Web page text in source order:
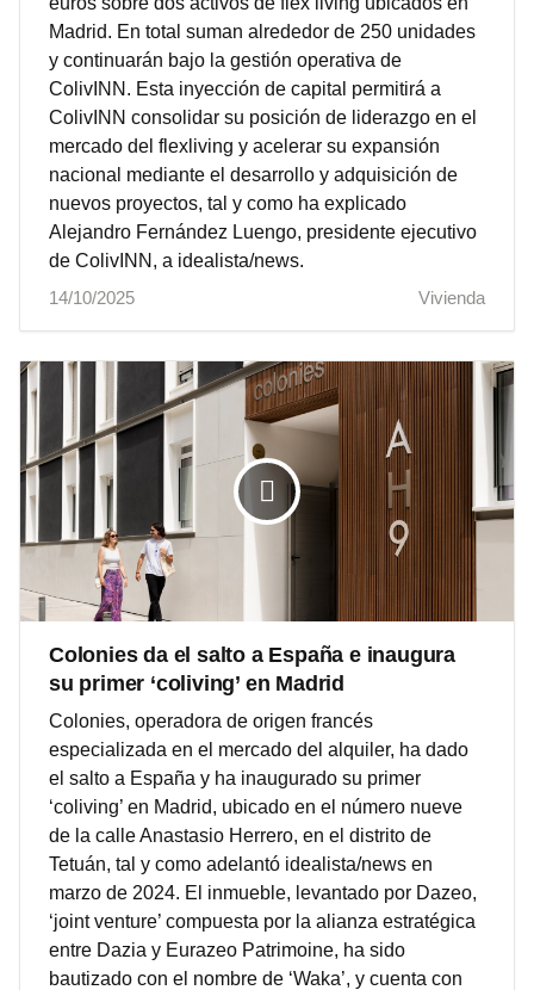
Madrid. En total suman alrededor de 250 unidades
y continuarán bajo la gestión operativa de
ColivINN. Esta inyección de capital permitirá a
ColivINN consolidar su posición de liderazgo en el
mercado del flexliving y acelerar su expansión
nacional mediante el desarrollo y adquisición de
nuevos proyectos, tal y como ha explicado
Alejandro Fernández Luengo, presidente ejecutivo
de ColivINN, a idealista/news.
14/10/2025
Vivienda
Colonies da el salto a España e inaugura
su primer ‘coliving’ en Madrid
Colonies, operadora de origen francés
especializada en el mercado del alquiler, ha dado
el salto a España y ha inaugurado su primer
‘coliving’ en Madrid, ubicado en el número nueve
de la calle Anastasio Herrero, en el distrito de
Tetuán, tal y como adelantó idealista/news en
marzo de 2024. El inmueble, levantado por Dazeo,
‘joint venture’ compuesta por la alianza estratégica
entre Dazia y Eurazeo Patrimoine, ha sido
bautizado con el nombre de ‘Waka’, y cuenta con